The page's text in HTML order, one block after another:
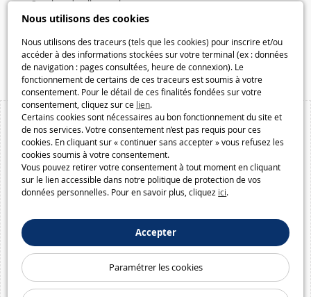
Nous utilisons des cookies
Nous utilisons des traceurs (tels que les cookies) pour inscrire et/ou
accéder à des informations stockées sur votre terminal (ex : données
de navigation : pages consultées, heure de connexion). Le
fonctionnement de certains de ces traceurs est soumis à votre
consentement. Pour le détail de ces finalités fondées sur votre
consentement, cliquez sur ce lien.
Certains cookies sont nécessaires au bon fonctionnement du site et
de nos services. Votre consentement n’est pas requis pour ces
cookies. En cliquant sur « continuer sans accepter » vous refusez les
cookies soumis à votre consentement.
Vous pouvez retirer votre consentement à tout moment en cliquant
sur le lien accessible dans notre politique de protection de vos
données personnelles. Pour en savoir plus, cliquez ici.
Accepter
Paramétrer les cookies
Speelgoedmelkweg.nl
Galaxiespielzeug.be
Speelgoedmelkweg.be
Macway.com